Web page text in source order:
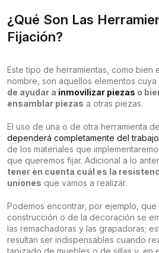
¿Qué Son Las
Fijación?
Este tipo de herramientas, como bien
nombre, son aquellos elementos cuya
de ayudar a inmovilizar piezas o
ensamblar piezas a otras piezas.
El uso de una o de otra herramienta
dependerá completamente del trabajo
de los materiales que
que queremos fijar. Adicional a lo
tener en cuenta cuál es la
uniones que vamos a realizar.
Podemos encontrar, por ejemplo,
construcción o de la decoración se
las remachadoras y las grapadoras;
resultan ser indispensables cuando